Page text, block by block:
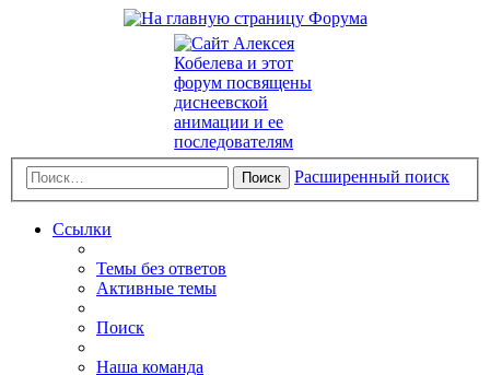
Поиск Расширенный поиск
Ссылки
Темы без ответов
Активные темы
Поиск
Наша команда